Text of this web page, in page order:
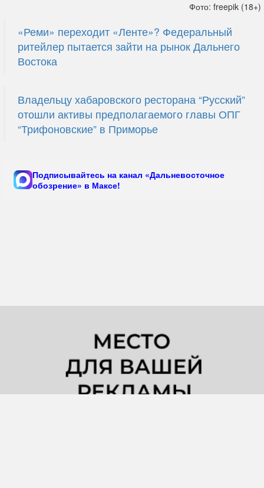
Фото: freepik (18+)
«Реми» переходит «Ленте»? Федеральный
ритейлер пытается зайти на рынок Дальнего
Востока
Владельцу хабаровского ресторана “Русский”
отошли активы предполагаемого главы ОПГ
“Трифоновские” в Приморье
Подписывайтесь на канал «Дальневосточное
обозрение» в Максе!